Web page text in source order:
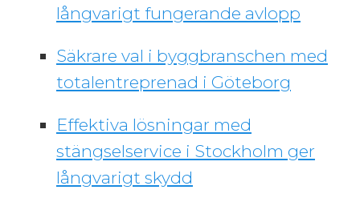
långvarigt fungerande avlopp
Säkrare val i byggbranschen med
totalentreprenad i Göteborg
Effektiva lösningar med
stängselservice i Stockholm ger
långvarigt skydd